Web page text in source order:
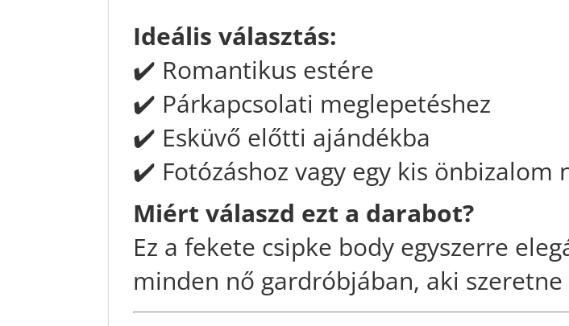
Ideális választás:
✔️ Romantikus estére
✔️ Párkapcsolati meglepetéshez
✔️ Esküvő előtti ajándékba
✔️ Fotózáshoz vagy egy kis önbizalom
Miért válaszd ezt a darabot?
Ez a fekete csipke body egyszerre
minden nő gardróbjában, aki